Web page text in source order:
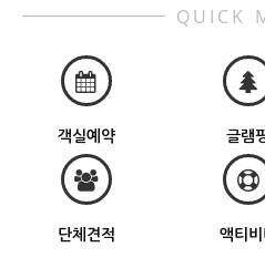
QUICK
객실예약 글램
단체견적 액티비